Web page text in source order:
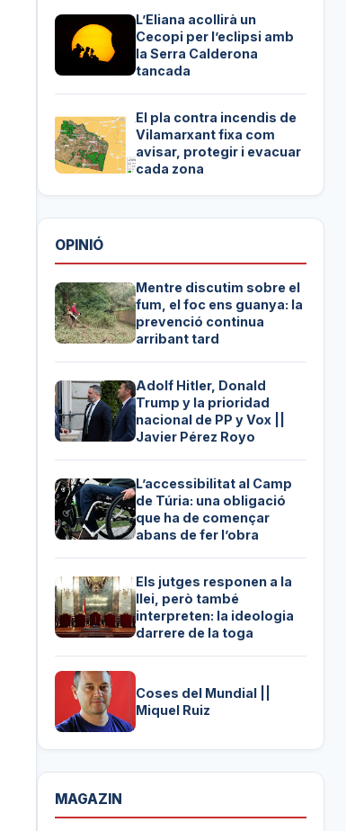
L’Eliana acollirà un
Cecopi per l’eclipsi amb
la Serra Calderona
tancada
El pla contra incendis de
Vilamarxant fixa com
avisar, protegir i evacuar
cada zona
OPINIÓ
Mentre discutim sobre el
fum, el foc ens guanya: la
prevenció continua
arribant tard
Adolf Hitler, Donald
Trump y la prioridad
nacional de PP y Vox ||
Javier Pérez Royo
L’accessibilitat al Camp
de Túria: una obligació
que ha de començar
abans de fer l’obra
Els jutges responen a la
llei, però també
interpreten: la ideologia
darrere de la toga
Coses del Mundial ||
Miquel Ruiz
MAGAZIN